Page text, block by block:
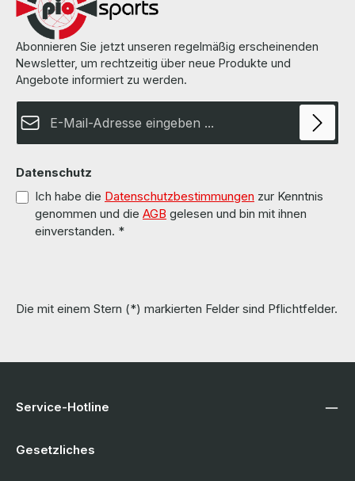
manufacturer. Weitere Informationen und Details finden Sie auf den
Seiten des Herstellers. All parts are used but 100% OK!!! Alle Teile
sind gebraucht aber 100 % in Ordnung!!!
Abonnieren Sie jetzt unseren regelmäßig erscheinenden
Newsletter, um rechtzeitig über neue Produkte und
Angebote informiert zu werden.
Datenschutz
Ich habe die Datenschutzbestimmungen zur Kenntnis
genommen und die AGB gelesen und bin mit ihnen
einverstanden. *
Die mit einem Stern (*) markierten Felder sind Pflichtfelder.
Service-Hotline
Gesetzliches